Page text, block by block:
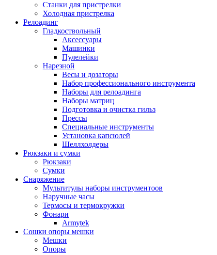
Станки для пристрелки
Холодная пристрелка
Релоадинг
Гладкоствольный
Аксессуары
Машинки
Пулелейки
Нарезной
Весы и дозаторы
Набор профессионального инструмента
Наборы для релоадинга
Наборы матриц
Подготовка и очистка гильз
Прессы
Специальные инструменты
Установка капсюлей
Шеллхолдеры
Рюкзаки и сумки
Рюкзаки
Сумки
Снаряжение
Мультитулы наборы инструментоов
Наручные часы
Термосы и термокружки
Фонари
Armytek
Сошки опоры мешки
Мешки
Опоры